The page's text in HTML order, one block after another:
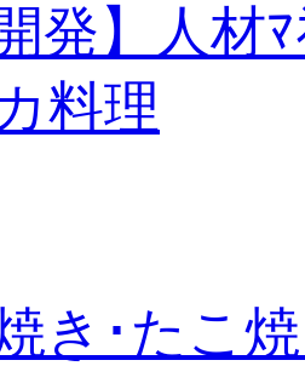
発】人材
料理
き･たこ